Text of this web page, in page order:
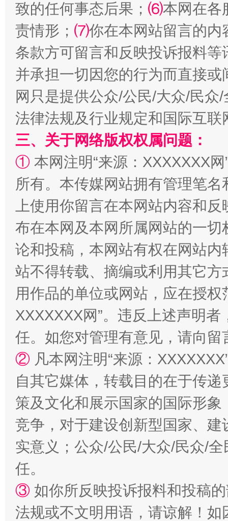
“蜀中异人”王建安的艺术幻境
致的任何事态后果； ⑹本网在各
责情形； ⑺你在本网站留言的内
条款方可留言和反映投诉报料
并承担一切因您的行为而直接
网只是提供公众/公民/大众/民
法律法规及行业规定和国际互
三、关于网络版权权属问题：
① 本网注明“来源：XXXXXXX
所有。本传媒网站拥有管理笔
上使用你留言在本网站内容和
布在本网及本网所属网站的一
论和投稿，本网站有权在网站
站不得转载、摘编或利用其它
用作品的单位或网站，应在授
XXXXXXX网”。违反上述声明
任。如您对管理有意见，请向
② 凡本网注明“来源：
自其它媒体，转载目的在于传
策及文化和展示国家的国际形
竞争，对于建设创新型国家、
实意义；公众/公民/大众/民众/
任。
③ 如你所反映投诉报料和投稿
法规或不文明用语，请谅解！